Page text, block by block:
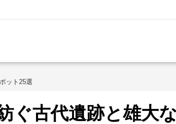
ット25選
ぐ古代遺跡と雄大